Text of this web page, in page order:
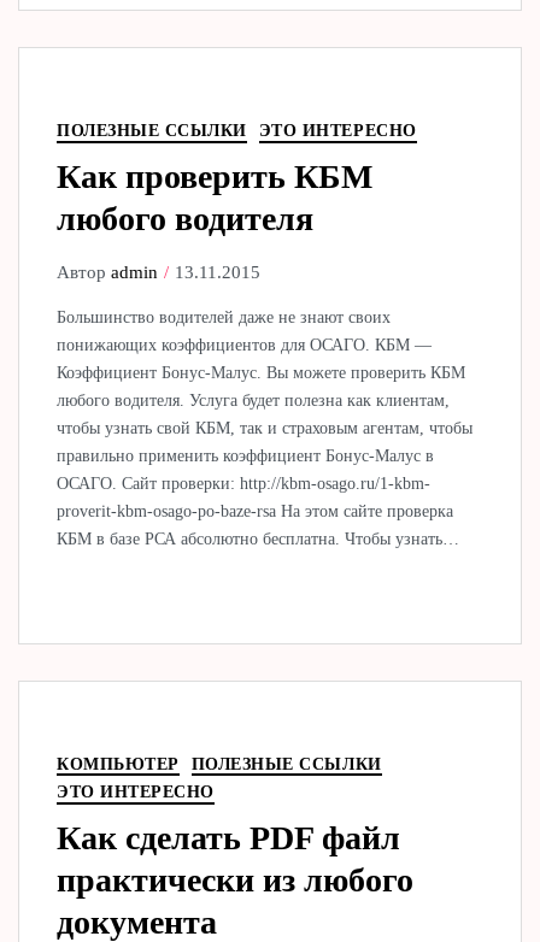
ПОЛЕЗНЫЕ ССЫЛКИ ЭТО ИНТЕРЕСНО
Как проверить КБМ
любого водителя
Авторadmin 13.11.2015
Большинство водителей даже не знают своих
понижающих коэффициентов для ОСАГО. КБМ —
Коэффициент Бонус-Малус. Вы можете проверить КБМ
любого водителя. Услуга будет полезна как клиентам,
чтобы узнать свой КБМ, так и страховым агентам, чтобы
правильно применить коэффициент Бонус-Малус в
ОСАГО. Сайт проверки: http://kbm-osago.ru/1-kbm-
proverit-kbm-osago-po-baze-rsa На этом сайте проверка
КБМ в базе РСА абсолютно бесплатна. Чтобы узнать…
КОМПЬЮТЕР
ПОЛЕЗНЫЕ ССЫЛКИ
ЭТО ИНТЕРЕСНО
Как сделать PDF файл
практически из любого
документа